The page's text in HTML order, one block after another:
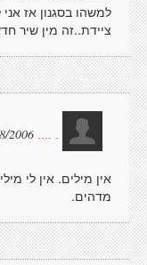
למשהו בסגנון אז
ציידת..זה מין שיר
02:17:57
מדהים.